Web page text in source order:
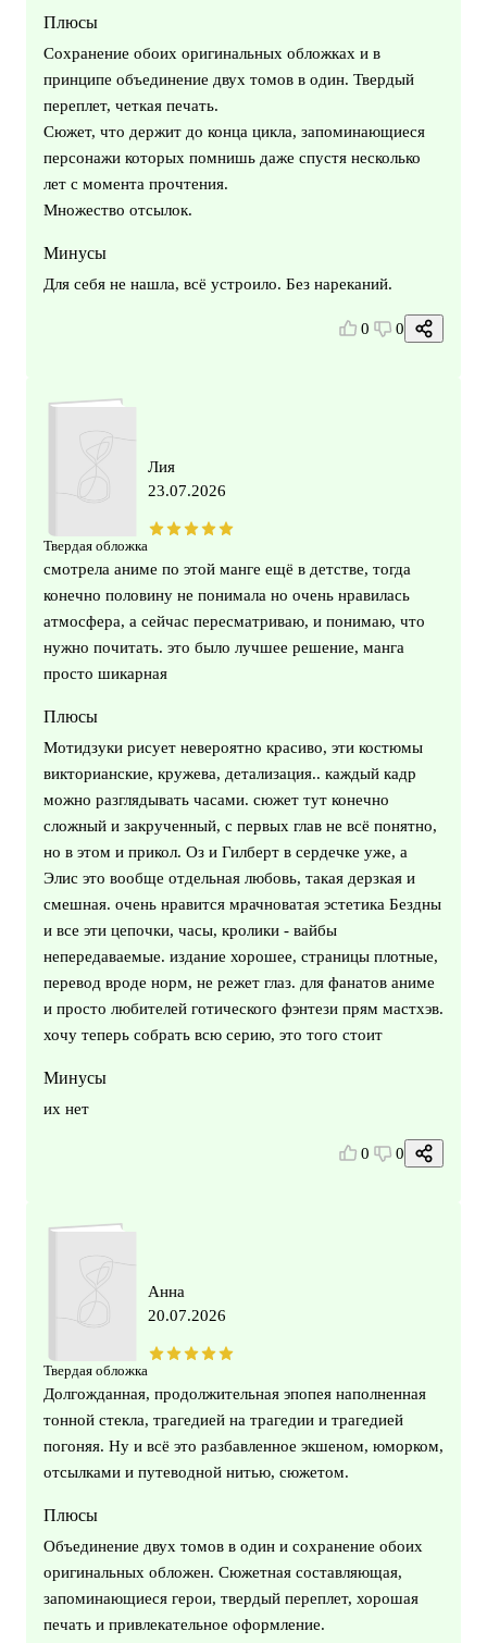
Плюсы
Сохранение обоих оригинальных обложках и в
принципе объединение двух томов в один. Твердый
переплет, четкая печать.
Сюжет, что держит до конца цикла, запоминающиеся
персонажи которых помнишь даже спустя несколько
лет с момента прочтения.
Множество отсылок.
Минусы
Для себя не нашла, всё устроило. Без нареканий.
0 0
Твердая обложка
Лия
23.07.2026
смотрела аниме по этой манге ещё в детстве, тогда
конечно половину не понимала но очень нравилась
атмосфера, а сейчас пересматриваю, и понимаю, что
нужно почитать. это было лучшее решение, манга
просто шикарная
Плюсы
Мотидзуки рисует невероятно красиво, эти костюмы
викторианские, кружева, детализация.. каждый кадр
можно разглядывать часами. сюжет тут конечно
сложный и закрученный, с первых глав не всё понятно,
но в этом и прикол. Оз и Гилберт в сердечке уже, а
Элис это вообще отдельная любовь, такая дерзкая и
смешная. очень нравится мрачноватая эстетика Бездны
и все эти цепочки, часы, кролики - вайбы
непередаваемые. издание хорошее, страницы плотные,
перевод вроде норм, не режет глаз. для фанатов аниме
и просто любителей готического фэнтези прям мастхэв.
хочу теперь собрать всю серию, это того стоит
Минусы
их нет
0 0
Твердая обложка
Анна
20.07.2026
Долгожданная, продолжительная эпопея наполненная
тонной стекла, трагедией на трагедии и трагедией
погоняя. Ну и всё это разбавленное экшеном, юморком,
отсылками и путеводной нитью, сюжетом.
Плюсы
Объединение двух томов в один и сохранение обоих
оригинальных обложен. Сюжетная составляющая,
запоминающиеся герои, твердый переплет, хорошая
печать и привлекательное оформление.